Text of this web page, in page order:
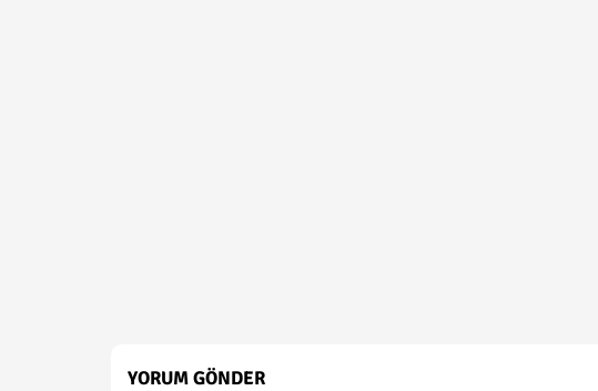
YORUM GÖNDER